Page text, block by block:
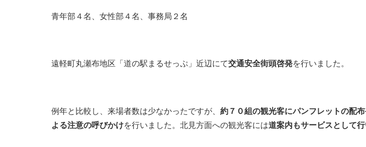
青年部４名、女性部４名、事務局２名
遠軽町丸瀬布地区「道の駅まるせっぷ」近辺にて交通安全街頭啓発を行いました。
例年と比較し、来場者数は少なかったですが、 約７０組の観光客にパンフレットの配
よる注意の呼びかけを行いました。北見方面への観光客には道案内もサービスとして